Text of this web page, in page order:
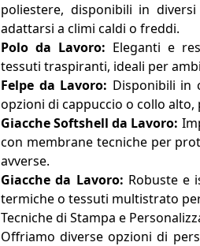
poliestere, disponibili in
adattarsi a climi caldi o freddi.
Polo da Lavoro: Eleganti e
tessuti traspiranti, ideali per
Felpe da Lavoro: Disponibili in
opzioni di cappuccio o collo
Giacche Softshell da Lavoro:
con membrane tecniche per
avverse.
Giacche da Lavoro: Robuste e
termiche o tessuti multistrato
Tecniche di Stampa e
Offriamo diverse opzioni di